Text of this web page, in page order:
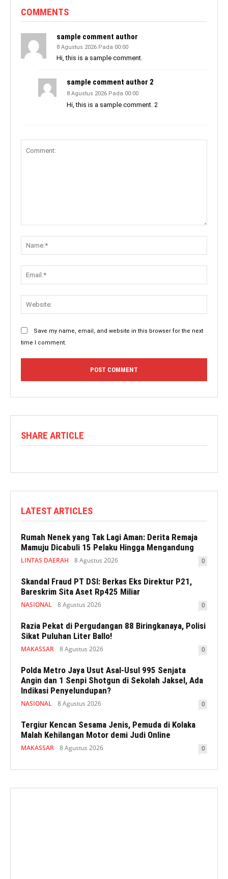
COMMENTS
sample comment author
8 Agustus 2026 Pada 00:00
Hi, this is a sample comment.
sample comment author 2
8 Agustus 2026 Pada 00:00
Hi, this is a sample comment. 2
Save my name, email, and website in this browser for the next
time I comment.
SHARE ARTICLE
LATEST ARTICLES
Rumah Nenek yang Tak Lagi Aman: Derita Remaja
Mamuju Dicabuli 15 Pelaku Hingga Mengandung
LINTAS DAERAH 8 Agustus 2026 0
Skandal Fraud PT DSI: Berkas Eks Direktur P21,
Bareskrim Sita Aset Rp425 Miliar
NASIONAL 8 Agustus 2026 0
Razia Pekat di Pergudangan 88 Biringkanaya, Polisi
Sikat Puluhan Liter Ballo!
MAKASSAR 8 Agustus 2026 0
Polda Metro Jaya Usut Asal-Usul 995 Senjata
Angin dan 1 Senpi Shotgun di Sekolah Jaksel, Ada
Indikasi Penyelundupan?
NASIONAL 8 Agustus 2026 0
Tergiur Kencan Sesama Jenis, Pemuda di Kolaka
Malah Kehilangan Motor demi Judi Online
MAKASSAR 8 Agustus 2026 0